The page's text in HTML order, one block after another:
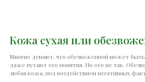
Кожа сухая или
Многие думают, что обезвоженной может быть
даже путают это понятия. Но это не так.
любая кожа, под воздействием негативных